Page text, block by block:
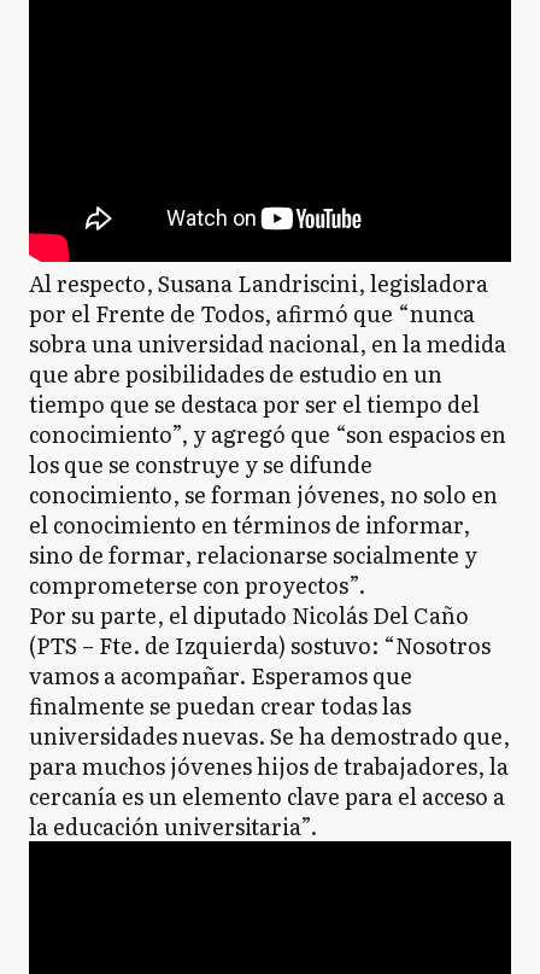
Al respecto, Susana Landriscini, legisladora
por el Frente de Todos, afirmó que “nunca
sobra una universidad nacional, en la medida
que abre posibilidades de estudio en un
tiempo que se destaca por ser el tiempo del
conocimiento”, y agregó que “son espacios en
los que se construye y se difunde
conocimiento, se forman jóvenes, no solo en
el conocimiento en términos de informar,
sino de formar, relacionarse socialmente y
comprometerse con proyectos”.
Por su parte, el diputado Nicolás Del Caño
(PTS – Fte. de Izquierda) sostuvo: “Nosotros
vamos a acompañar. Esperamos que
finalmente se puedan crear todas las
universidades nuevas. Se ha demostrado que,
para muchos jóvenes hijos de trabajadores, la
cercanía es un elemento clave para el acceso a
la educación universitaria”.